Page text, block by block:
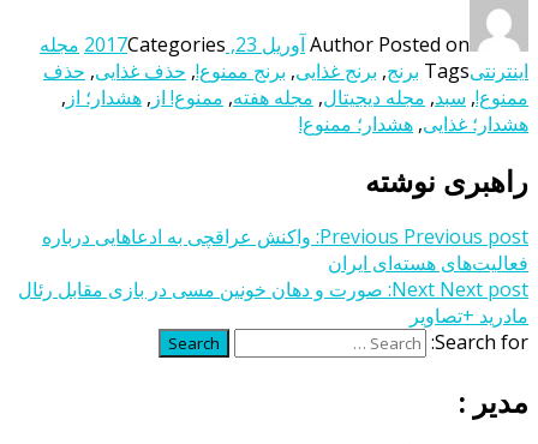
Author Posted on آوریل 23, 2017 Categories
مجله
اینترنتیTags برنج, برنج غذایی, برنج ممنوع!, حذف غذایی, حذف
ممنوع!, سبد, مجله دیجیتال, مجله هفته, ممنوع! از , هشدار؛ از ,
هشدار؛ غذایی, هشدار؛ ممنوع!
راهبری نوشته
Previous Previous post:
واکنش عراقچی به ادعاهایی درباره
فعالیت‌های هسته‌ای ایران
Next Next post:
صورت و دهان خونین مسی در بازی مقابل رئال
مادرید +تصاویر
Search for:
Search
مدیر :